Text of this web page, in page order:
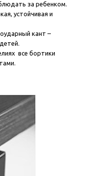
за ребенком.
устойчивая и
кант –
все бортики